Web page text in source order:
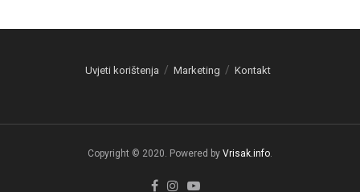
Uvjeti korištenja Marketing Kontakt
Copyright © 2020. Powered by Vrisak.info.